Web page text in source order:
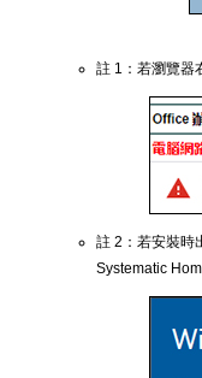
註 1：若瀏覽器
註 2：若安裝時
Systematic